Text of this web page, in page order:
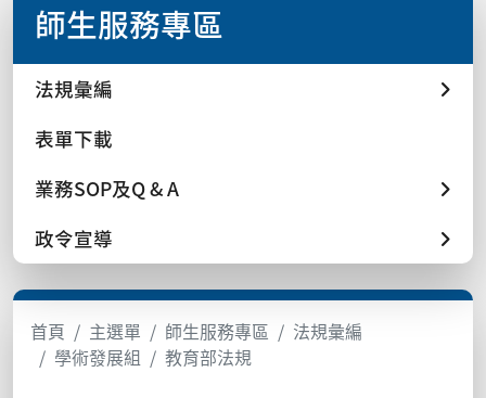
師生服務專區
法規彙編
表單下載
業務SOP及Q & A
政令宣導
首頁 主選單 師生服務專區
法規彙編
學術發展組
教育部法規